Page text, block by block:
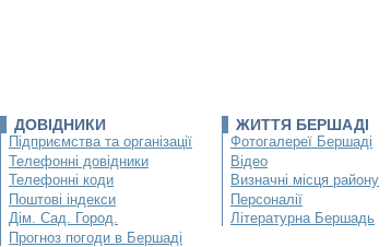
ДОВІДНИКИ
Підприємства та організації
Телефонні довідники
Телефонні коди
Поштові індекси
Дім. Сад. Город.
Прогноз погоди в Бершаді
ЖИТТЯ БЕРШАДІ
Фотогалереї Бершаді
Відео
Визначні місця району
Персоналії
Літературна Бершадь